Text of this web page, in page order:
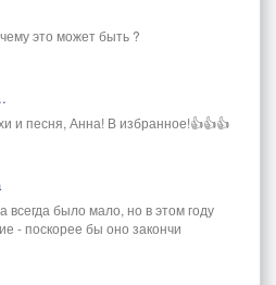
это может быть ?
и песня, Анна! В избранное!👍👍👍
всегда было мало, но в этом году
- поскорее бы оно закончи